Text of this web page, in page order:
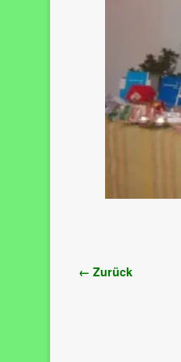
Bilder-Navigation
← Zurück